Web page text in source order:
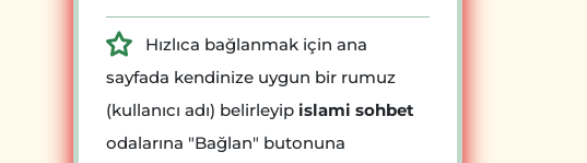
Hızlıca bağlanmak için ana
sayfada kendinize uygun bir rumuz
(kullanıcı adı) belirleyip islami sohbet
odalarına "Bağlan" butonuna